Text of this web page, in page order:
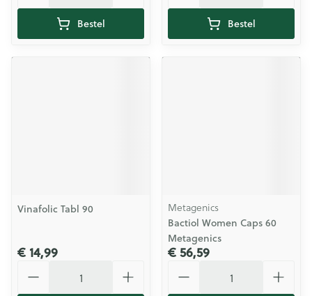
Bestel Bestel
Vinafolic Tabl 90
€ 14,99
Metagenics
Bactiol Women Caps 60
Metagenics
€ 56,59